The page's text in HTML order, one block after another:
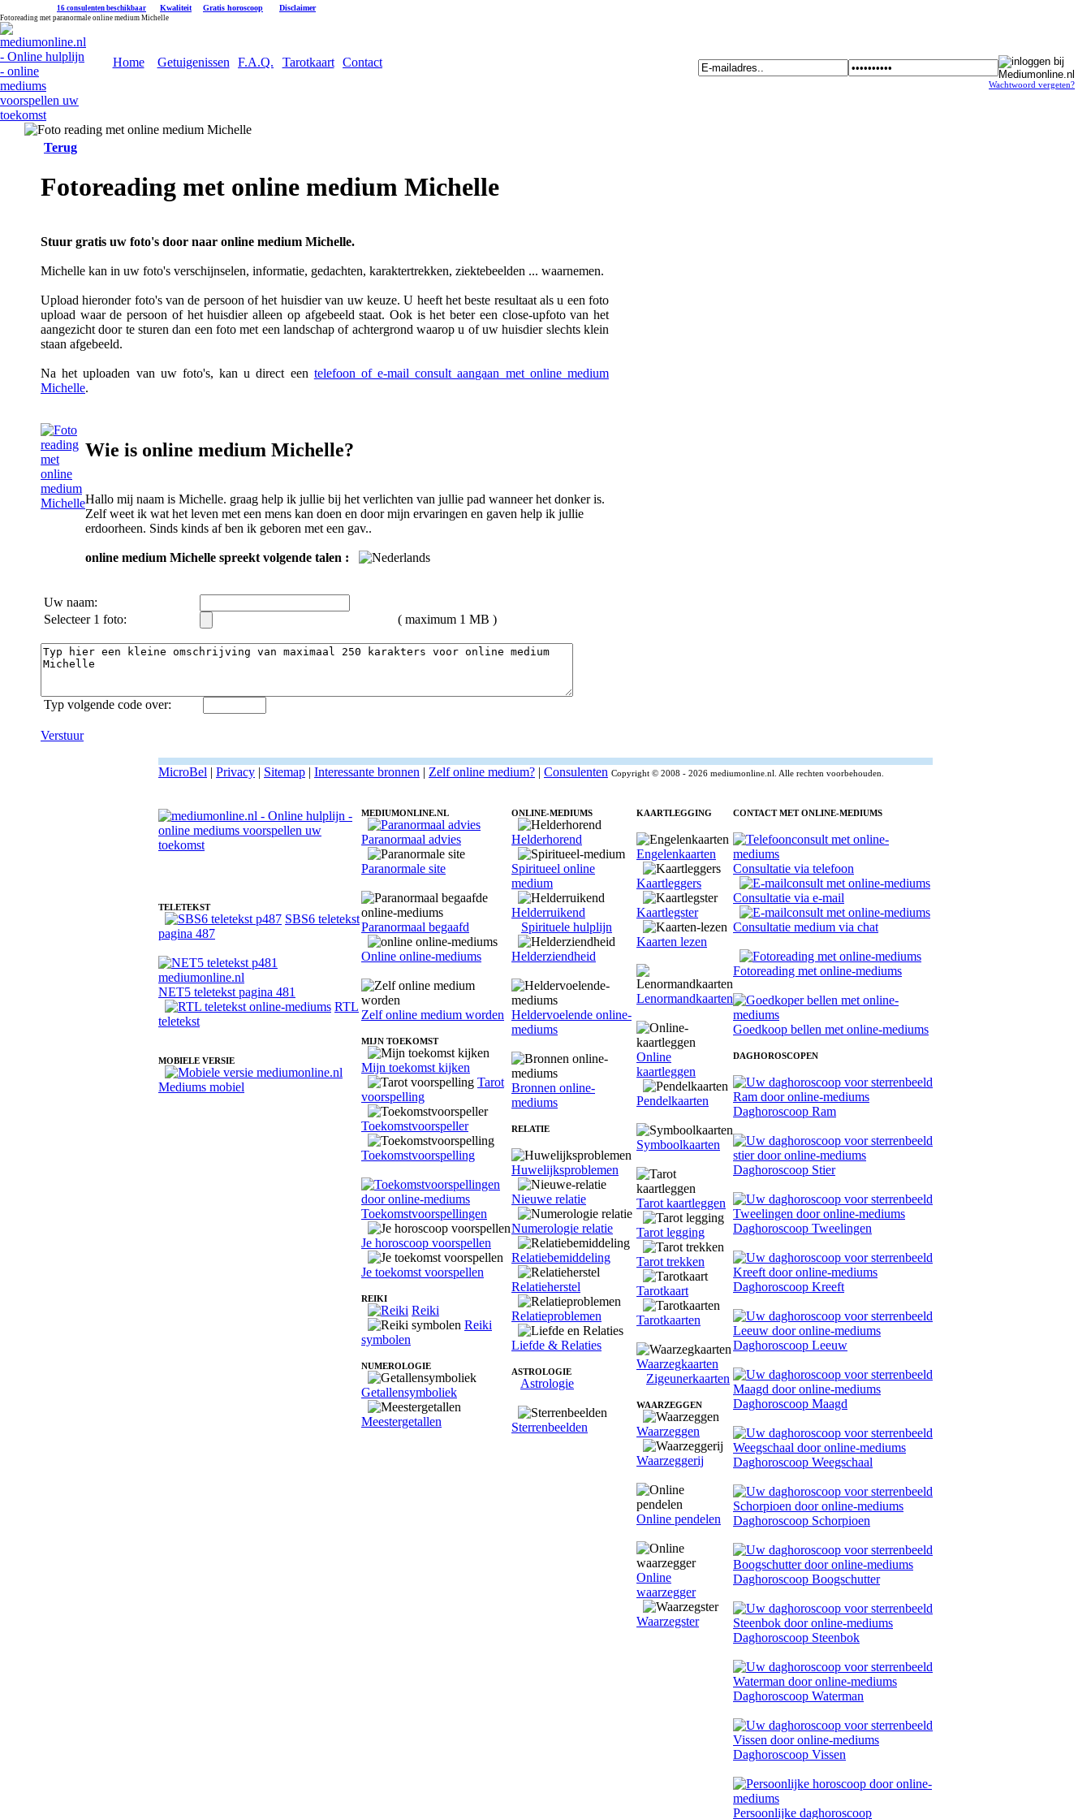
16 consulenten beschikbaar Kwaliteit Gratis horoscoop Disclaimer
Fotoreading met paranormale online medium Michelle
Home Getuigenissen F.A.Q. Tarotkaart Contact
Wachtwoord vergeten?
Terug
Fotoreading met online medium Michelle
Stuur gratis uw foto's door naar online medium Michelle.
Michelle kan in uw foto's verschijnselen, informatie, gedachten, karaktertrekken, ziektebeelden ... waarnemen.
Upload hieronder foto's van de persoon of het huisdier van uw keuze. U heeft het beste resultaat als u een foto
upload waar de persoon of het huisdier alleen op afgebeeld staat. Ook is het beter een close-upfoto van het
aangezicht door te sturen dan een foto met een landschap of achtergrond waarop u of uw huisdier slechts klein
staan afgebeeld.
Na het uploaden van uw foto's, kan u direct een telefoon of e-mail consult aangaan met online medium
Michelle.
Wie is online medium Michelle?
Hallo mij naam is Michelle. graag help ik jullie bij het verlichten van jullie pad wanneer het donker is.
Zelf weet ik wat het leven met een mens kan doen en door mijn ervaringen en gaven help ik jullie
erdoorheen. Sinds kinds af ben ik geboren met een gav..
online medium Michelle spreekt volgende talen :
Uw naam:
Selecteer 1 foto:
( maximum 1 MB )
Typ volgende code over:
Verstuur
MicroBel | Privacy | Sitemap | Interessante bronnen | Zelf online medium? | Consulenten Copyright © 2008 - 2026 mediumonline.nl. Alle rechten voorbehouden.
TELETEKST
SBS6 teletekst
pagina 487
NET5 teletekst pagina 481
RTL
teletekst
MOBIELE VERSIE
Mediums mobiel
MEDIUMONLINE.NL
Paranormaal advies
Paranormale site
Paranormaal begaafd
Online online-mediums
Zelf online medium worden
MIJN TOEKOMST
Mijn toekomst kijken
Tarot
voorspelling
Toekomstvoorspeller
Toekomstvoorspelling
Toekomstvoorspellingen
Je horoscoop voorspellen
Je toekomst voorspellen
REIKI
Reiki
Reiki
symbolen
NUMEROLOGIE
Getallensymboliek
Meestergetallen
ONLINE-MEDIUMS
Helderhorend
Spiritueel online
medium
Helderruikend
Spirituele hulplijn
Helderziendheid
Heldervoelende online-
mediums
Bronnen online-
mediums
RELATIE
Huwelijksproblemen
Nieuwe relatie
Numerologie relatie
Relatiebemiddeling
Relatieherstel
Relatieproblemen
Liefde & Relaties
ASTROLOGIE
Astrologie
Sterrenbeelden
KAARTLEGGING
Engelenkaarten
Kaartleggers
Kaartlegster
Kaarten lezen
Lenormandkaarten
Online
kaartleggen
Pendelkaarten
Symboolkaarten
Tarot kaartleggen
Tarot legging
Tarot trekken
Tarotkaart
Tarotkaarten
Waarzegkaarten
Zigeunerkaarten
WAARZEGGEN
Waarzeggen
Waarzeggerij
Online pendelen
Online
waarzegger
Waarzegster
CONTACT MET ONLINE-MEDIUMS
Consultatie via telefoon
Consultatie via e-mail
Consultatie medium via chat
Fotoreading met online-mediums
Goedkoop bellen met online-mediums
DAGHOROSCOPEN
Daghoroscoop Ram
Daghoroscoop Stier
Daghoroscoop Tweelingen
Daghoroscoop Kreeft
Daghoroscoop Leeuw
Daghoroscoop Maagd
Daghoroscoop Weegschaal
Daghoroscoop Schorpioen
Daghoroscoop Boogschutter
Daghoroscoop Steenbok
Daghoroscoop Waterman
Daghoroscoop Vissen
Persoonlijke daghoroscoop